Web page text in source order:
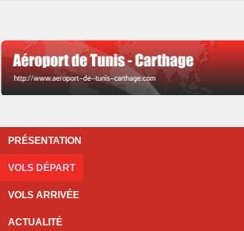
PRÉSENTATION
VOLS DÉPART
VOLS ARRIVÉE
ACTUALITÉ